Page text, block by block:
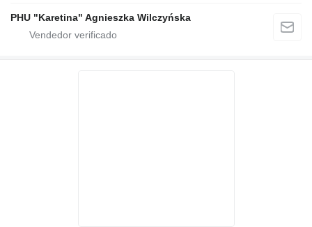
PHU "Karetina" Agnieszka Wilczyńska